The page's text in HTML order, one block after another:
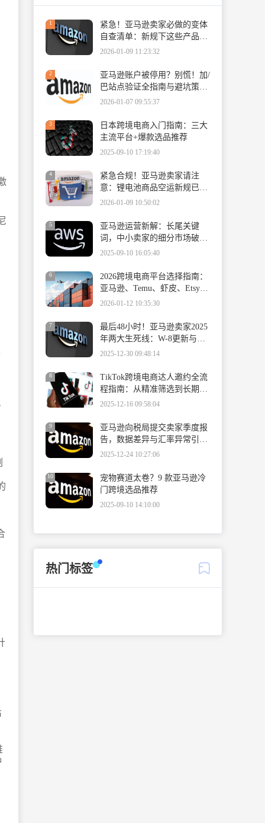
1
紧急！亚马逊卖家必做的变体
自查清单：新规下这些产品必
须拆分
2026-01-09 11:23:32
2
亚马逊账户被停用？别慌！加/
巴站点验证全指南与避坑策
略。
2026-01-07 09:55:37
3
日本跨境电商入门指南：三大
主流平台+爆款选品推荐
2025-09-10 17:19:40
4
紧急合规！亚马逊卖家请注
意：锂电池商品空运新规已生
效，速查填报指南
2026-01-09 10:50:02
5
亚马逊运营新解：长尾关键
词，中小卖家的细分市场破局
密码
2025-09-10 16:05:40
6
2026跨境电商平台选择指南：
亚马逊、Temu、虾皮、Etsy与
英国新兴平台深度解析
2026-01-12 10:35:30
7
最后48小时！亚马逊卖家2025
年两大生死线：W-8更新与保
险合规
2025-12-30 09:48:14
8
TikTok跨境电商达人邀约全流
程指南：从精准筛选到长期合
作的系统方法论
2025-12-16 09:58:04
9
亚马逊向税局提交卖家季度报
告，数据差异与汇率异常引卖
家紧急核对
2025-12-24 10:27:06
10
宠物赛道太卷？9 款亚马逊冷
门跨境选品推荐
2025-09-10 14:10:00
热门标签